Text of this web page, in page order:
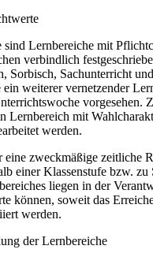
sind Lernbereiche mit
verbindlich
Sorbisch, Sachunterricht
ein weiterer vernetzender
vorgesehen.
Lernbereich mit
werden.
eine zweckmäßige zeitliche
einer Klassenstufe bzw. zu
liegen in der
können, soweit das
werden.
der Lernbereiche